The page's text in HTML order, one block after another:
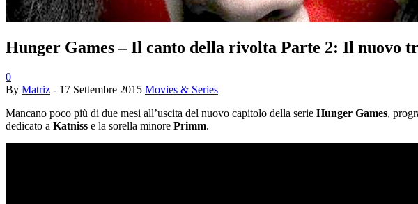
Hunger Games – Il canto della rivolta Parte 2: Il nuovo
0
By Matriz - 17 Settembre 2015 Movies & Series
Mancano poco più di due mesi all’uscita del nuovo capitolo della serie Hunger Games,
dedicato a Katniss e la sorella minore Primm.